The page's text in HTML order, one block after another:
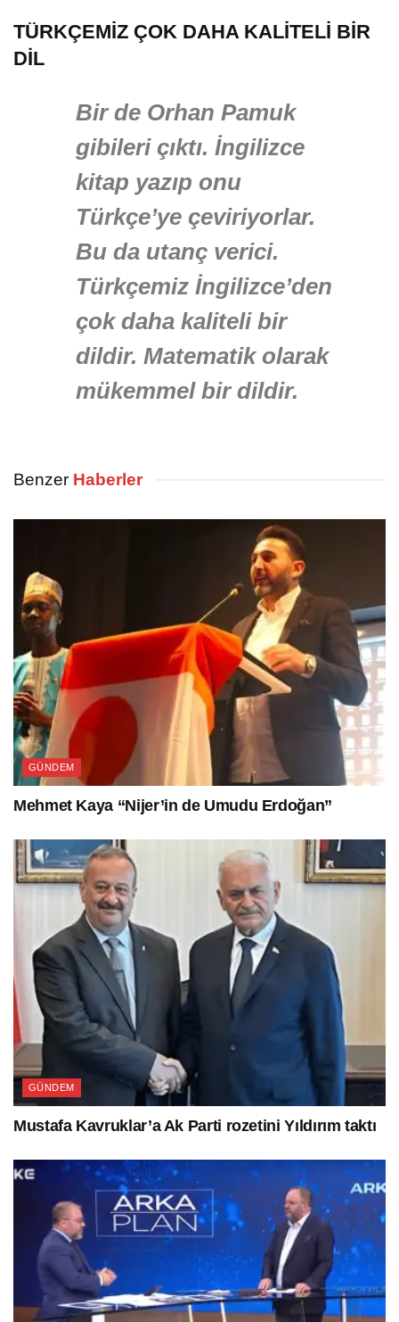
TÜRKÇEMİZ ÇOK DAHA KALİTELİ BİR
DİL
Bir de Orhan Pamuk
gibileri çıktı. İngilizce
kitap yazıp onu
Türkçe’ye çeviriyorlar.
Bu da utanç verici.
Türkçemiz İngilizce’den
çok daha kaliteli bir
dildir. Matematik olarak
mükemmel bir dildir.
Benzer Haberler
GÜNDEM
Mehmet Kaya “Nijer’in de Umudu Erdoğan”
GÜNDEM
Mustafa Kavruklar’a Ak Parti rozetini Yıldırım taktı